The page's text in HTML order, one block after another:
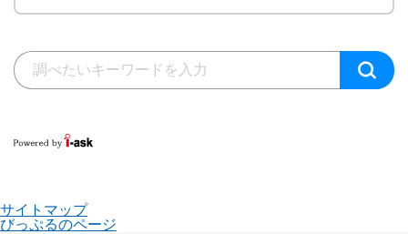
ドコモ光お問い合わせ先
サイトマップ
びっぷるのページ